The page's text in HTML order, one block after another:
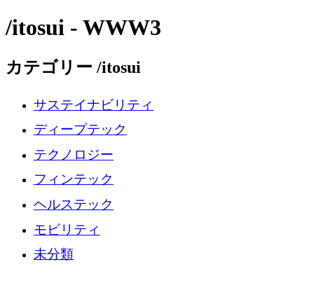
/itosui - WWW3
カテゴリー /itosui
サステイナビリティ
ディープテック
テクノロジー
フィンテック
ヘルステック
モビリティ
未分類